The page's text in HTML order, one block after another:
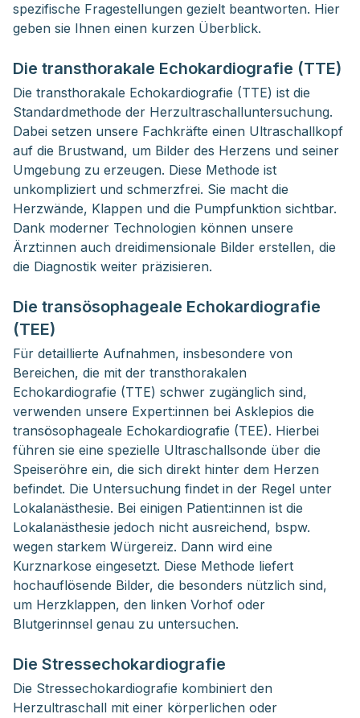
spezifische Fragestellungen gezielt beantworten. Hier
geben sie Ihnen einen kurzen Überblick.
Die transthorakale Echokardiografie (TTE)
Die transthorakale Echokardiografie (TTE) ist die
Standardmethode der Herzultraschalluntersuchung.
Dabei setzen unsere Fachkräfte einen Ultraschallkopf
auf die Brustwand, um Bilder des Herzens und seiner
Umgebung zu erzeugen. Diese Methode ist
unkompliziert und schmerzfrei. Sie macht die
Herzwände, Klappen und die Pumpfunktion sichtbar.
Dank moderner Technologien können unsere
Ärzt:innen auch dreidimensionale Bilder erstellen, die
die Diagnostik weiter präzisieren.
Die transösophageale Echokardiografie
(TEE)
Für detaillierte Aufnahmen, insbesondere von
Bereichen, die mit der transthorakalen
Echokardiografie (TTE) schwer zugänglich sind,
verwenden unsere Expert:innen bei Asklepios die
transösophageale Echokardiografie (TEE). Hierbei
führen sie eine spezielle Ultraschallsonde über die
Speiseröhre ein, die sich direkt hinter dem Herzen
befindet. Die Untersuchung findet in der Regel unter
Lokalanästhesie. Bei einigen Patient:innen ist die
Lokalanästhesie jedoch nicht ausreichend, bspw.
wegen starkem Würgereiz. Dann wird eine
Kurznarkose eingesetzt. Diese Methode liefert
hochauflösende Bilder, die besonders nützlich sind,
um Herzklappen, den linken Vorhof oder
Blutgerinnsel genau zu untersuchen.
Die Stressechokardiografie
Die Stressechokardiografie kombiniert den
Herzultraschall mit einer körperlichen oder